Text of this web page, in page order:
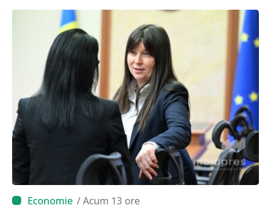
/ Acum 13 ore